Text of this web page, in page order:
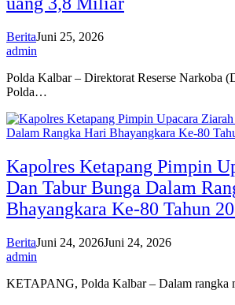
BeritaJuni 25, 2026
admin
Polda Kalbar – Direktorat Reserse Narkoba
Polda…
Kapolres Ketapang Pimpin
Dan Tabur Bunga Dalam
Bhayangkara Ke-80 Tahun
BeritaJuni 24, 2026Juni 24, 2026
admin
KETAPANG, Polda Kalbar – Dalam